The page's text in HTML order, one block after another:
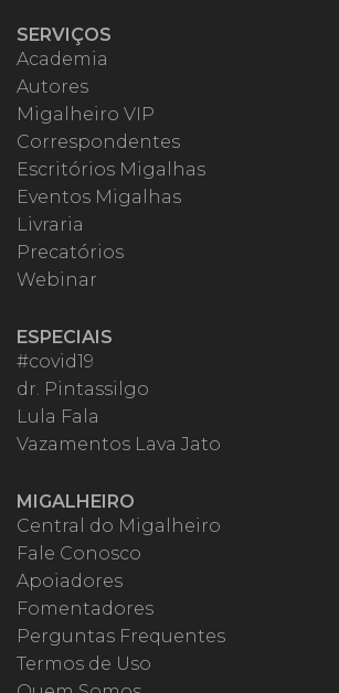
SERVIÇOS
Academia
Autores
Migalheiro VIP
Correspondentes
Escritórios Migalhas
Eventos Migalhas
Livraria
Precatórios
Webinar
ESPECIAIS
#covid19
dr. Pintassilgo
Lula Fala
Vazamentos Lava Jato
MIGALHEIRO
Central do Migalheiro
Fale Conosco
Apoiadores
Fomentadores
Perguntas Frequentes
Termos de Uso